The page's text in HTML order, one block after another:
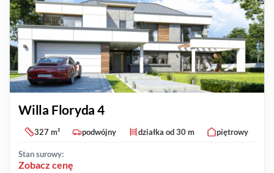
Willa Floryda 4
327 m² podwójny działka od 30 m piętrowy
Stan surowy:
Zobacz cenę